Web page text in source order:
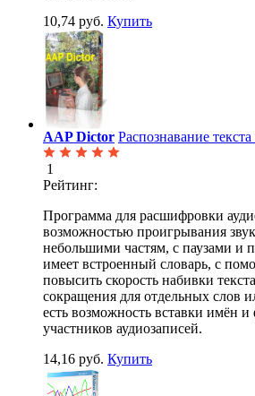
10,74 руб. Купить
AAP Dictor Распознавание
1
Рейтинг:
Программа для расшифровки
возможностью проигрывания
небольшими частям, с паузами и
имеет встроенный словарь, с
повысить скорость набивки
сокращения для отдельных слов
есть возможность вставки имён
участников аудиозаписей.
14,16 руб. Купить